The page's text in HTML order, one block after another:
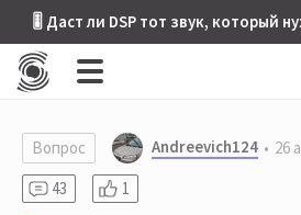
🎚 Даст ли DSP тот звук, который
Вопрос Andreevich124
26
43
1